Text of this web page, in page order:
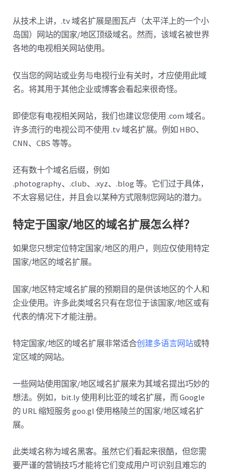
从技术上讲，.tv 域名扩展是图瓦卢（太平洋上的一个小
岛国）网站的国家/地区顶级域名。然而，该域名被世界
各地的电视相关网站使用。
仅当您的网站或业务与电视行业有关时，才应使用此域
名。将其用于其他企业或博客会看起来很奇怪。
即使您有电视相关网站，我们也建议您使用 .com 域名。
许多流行的电视公司不使用 .tv 域名扩展。例如 HBO、
CNN、CBS 等等。
还有数十个域名后缀，例如
.photography、.club、.xyz、.blog 等。它们过于具体，
不太容易记住，并且会以某种方式限制您网站的潜力。
特定于国家/地区的域名扩展怎么样？
如果您只想定位特定国家/地区的用户，则应仅使用特定
国家/地区的域名扩展。
国家/地区特定域名扩展的预期目的是供该地区的个人和
企业使用。许多此类域名只有在您位于该国家/地区或有
代表的情况下才能注册。
特定国家/地区的域名扩展非常适合创建多语言网站或特
定区域的网站。
一些网站使用国家/地区域名扩展来为其域名提出巧妙的
想法。例如，bit.ly 使用利比亚的域名扩展，而 Google
的 URL 缩短服务 goo.gl 使用格陵兰的国家/地区域名扩
展。
此类域名称为域名黑客。虽然它们看起来很酷，但您需
要严谨的营销技巧才能将它们变成用户可识别且难忘的